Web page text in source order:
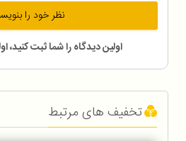
نظر خود را
اولین دیدگاه را شما ثبت کنید،
تخفیف های مرتبط